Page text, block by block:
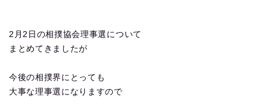
2月2日の相撲協会理事選について
まとめてきましたが
今後の相撲界にとっても
大事な理事選になりますので